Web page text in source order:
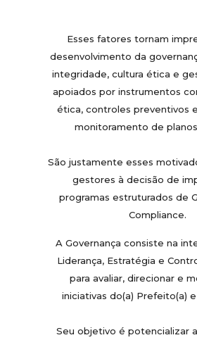
Esses fatores tornam
desenvolvimento da
integridade, cultura ética e
apoiados por instrumentos
ética, controles preventivos
monitoramento de
São justamente esses
gestores à decisão de
programas estruturados de
Compliance.
A Governança consiste na
Liderança, Estratégia e
para avaliar, direcionar e
iniciativas do(a) Prefeito(a)
Seu objetivo é potencializar